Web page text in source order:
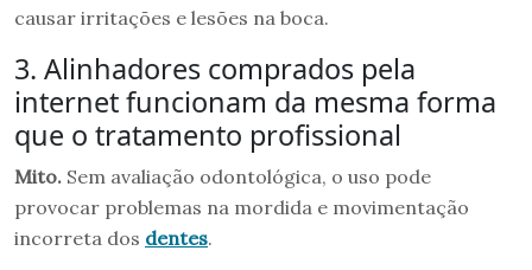
causar irritações e lesões na boca.
3. Alinhadores comprados pela
internet funcionam da mesma forma
que o tratamento profissional
Mito. Sem avaliação odontológica, o uso pode
provocar problemas na mordida e movimentação
incorreta dos dentes.